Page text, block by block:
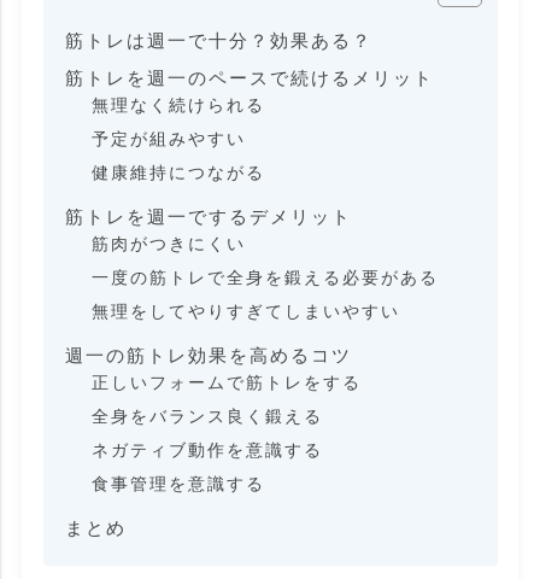
筋トレは週一で十分？効果ある？
筋トレを週一のペースで続けるメリット
無理なく続けられる
予定が組みやすい
健康維持につながる
筋トレを週一でするデメリット
筋肉がつきにくい
一度の筋トレで全身を鍛える必要がある
無理をしてやりすぎてしまいやすい
週一の筋トレ効果を高めるコツ
正しいフォームで筋トレをする
全身をバランス良く鍛える
ネガティブ動作を意識する
食事管理を意識する
まとめ